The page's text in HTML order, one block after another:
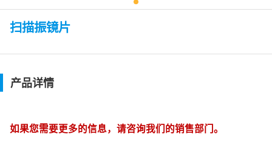
扫描振镜片
产品详情
如果您需要更多的信息，请咨询我们的销售部门。